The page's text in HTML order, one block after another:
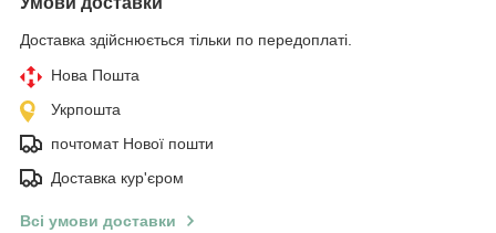
Доставка здійснюється тільки по передоплаті.
Нова Пошта
Укрпошта
почтомат Нової пошти
Доставка кур'єром
Всі умови доставки